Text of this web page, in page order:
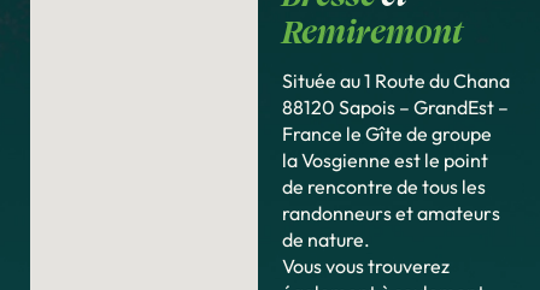
Remiremont
Située au 1 Route du Chana
88120 Sapois – GrandEst –
France le Gîte de groupe
la Vosgienne est le point
de rencontre de tous les
randonneurs et amateurs
de nature.
Vous vous trouverez